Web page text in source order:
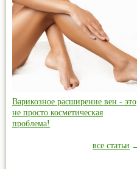
Варикозное расширение вен - это
не просто косметическая
проблема!
все статьи